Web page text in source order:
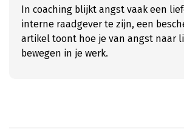
In coaching blijkt angst vaak een
interne raadgever te zijn, een
artikel toont hoe je van angst naar
bewegen in je werk.